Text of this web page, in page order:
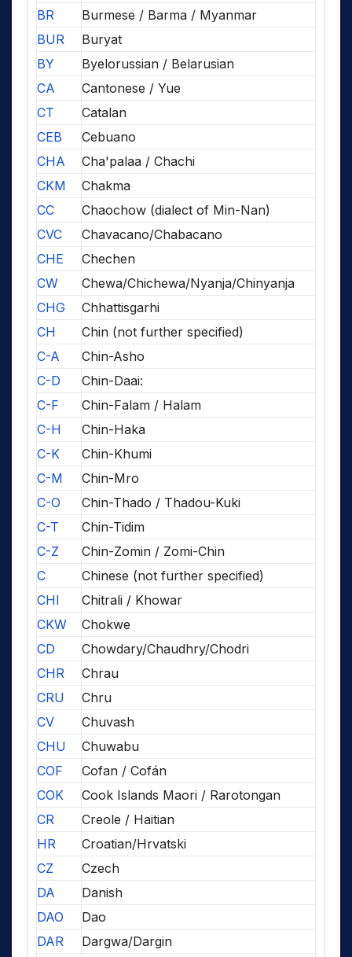
BR
Burmese / Barma / Myanmar
BUR
Buryat
BY
Byelorussian / Belarusian
CA
Cantonese / Yue
CT
Catalan
CEB
Cebuano
CHA
Cha'palaa / Chachi
CKM
Chakma
CC
Chaochow (dialect of Min-Nan)
CVC
Chavacano/Chabacano
CHE
Chechen
CW
Chewa/Chichewa/Nyanja/Chinyanja
CHG
Chhattisgarhi
CH
Chin (not further specified)
C-A
Chin-Asho
C-D
Chin-Daai:
C-F
Chin-Falam / Halam
C-H
Chin-Haka
C-K
Chin-Khumi
C-M
Chin-Mro
C-O
Chin-Thado / Thadou-Kuki
C-T
Chin-Tidim
C-Z
Chin-Zomin / Zomi-Chin
C
Chinese (not further specified)
CHI
Chitrali / Khowar
CKW
Chokwe
CD
Chowdary/Chaudhry/Chodri
CHR
Chrau
CRU
Chru
CV
Chuvash
CHU
Chuwabu
COF
Cofan / Cofán
COK
Cook Islands Maori / Rarotongan
CR
Creole / Haitian
HR
Croatian/Hrvatski
CZ
Czech
DA
Danish
DAO
Dao
DAR
Dargwa/Dargin